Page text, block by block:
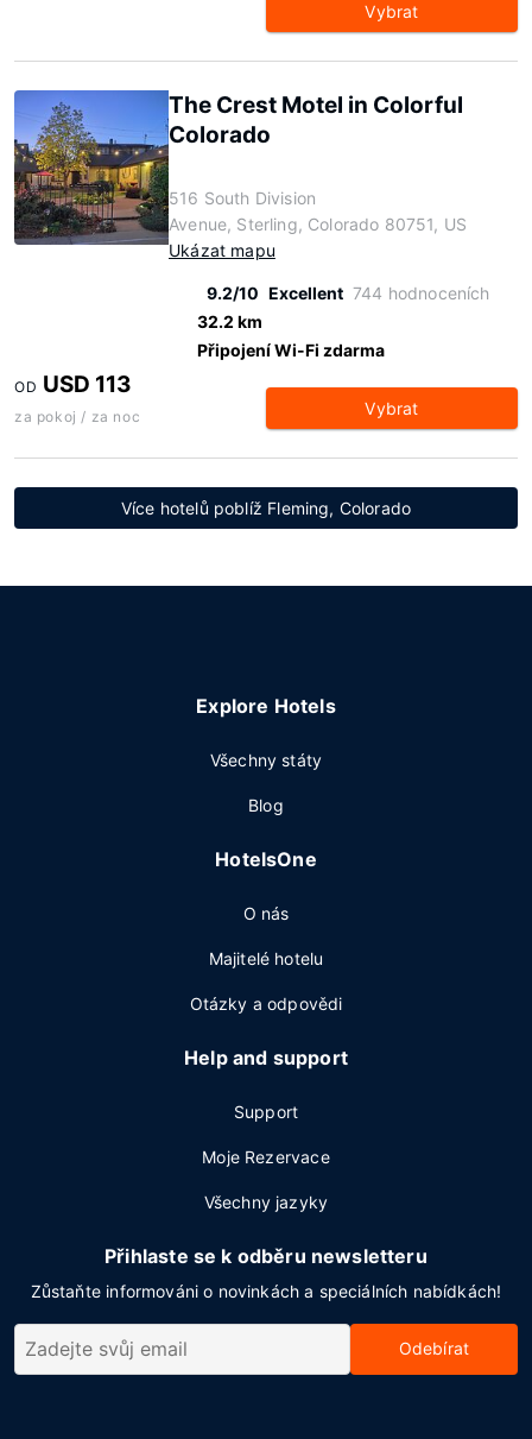
Vybrat
The Crest Motel in Colorful
Colorado
516 South Division
Avenue, Sterling, Colorado 80751, US
Ukázat mapu
9.2/10 Excellent 744 hodnoceních
32.2 km
Připojení Wi-Fi zdarma
OD USD 113
za pokoj / za noc Vybrat
Více hotelů poblíž Fleming, Colorado
Explore Hotels
Všechny státy
Blog
HotelsOne
O nás
Majitelé hotelu
Otázky a odpovědi
Help and support
Support
Moje Rezervace
Všechny jazyky
Přihlaste se k odběru newsletteru
Zůstaňte informováni o novinkách a speciálních nabídkách!
Odebírat